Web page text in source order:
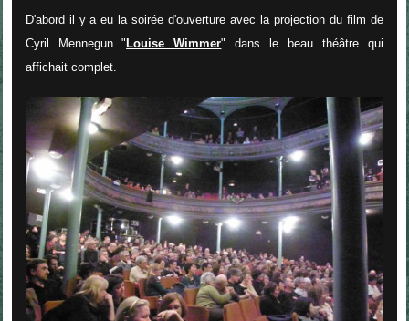
D'abord il y a eu la soirée d'ouverture avec la projection du film de
Cyril Mennegun "Louise Wimmer" dans le beau théâtre qui
affichait complet.